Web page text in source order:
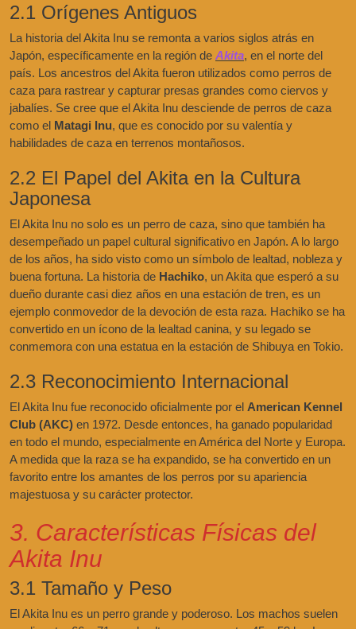
2.1 Orígenes Antiguos
La historia del Akita Inu se remonta a varios siglos atrás en
Japón, específicamente en la región de Akita, en el norte del
país. Los ancestros del Akita fueron utilizados como perros de
caza para rastrear y capturar presas grandes como ciervos y
jabalíes. Se cree que el Akita Inu desciende de perros de caza
como el Matagi Inu, que es conocido por su valentía y
habilidades de caza en terrenos montañosos.
2.2 El Papel del Akita en la Cultura
Japonesa
El Akita Inu no solo es un perro de caza, sino que también ha
desempeñado un papel cultural significativo en Japón. A lo largo
de los años, ha sido visto como un símbolo de lealtad, nobleza y
buena fortuna. La historia de Hachiko, un Akita que esperó a su
dueño durante casi diez años en una estación de tren, es un
ejemplo conmovedor de la devoción de esta raza. Hachiko se ha
convertido en un ícono de la lealtad canina, y su legado se
conmemora con una estatua en la estación de Shibuya en Tokio.
2.3 Reconocimiento Internacional
El Akita Inu fue reconocido oficialmente por el American Kennel
Club (AKC) en 1972. Desde entonces, ha ganado popularidad
en todo el mundo, especialmente en América del Norte y Europa.
A medida que la raza se ha expandido, se ha convertido en un
favorito entre los amantes de los perros por su apariencia
majestuosa y su carácter protector.
3. Características Físicas del
Akita Inu
3.1 Tamaño y Peso
El Akita Inu es un perro grande y poderoso. Los machos suelen